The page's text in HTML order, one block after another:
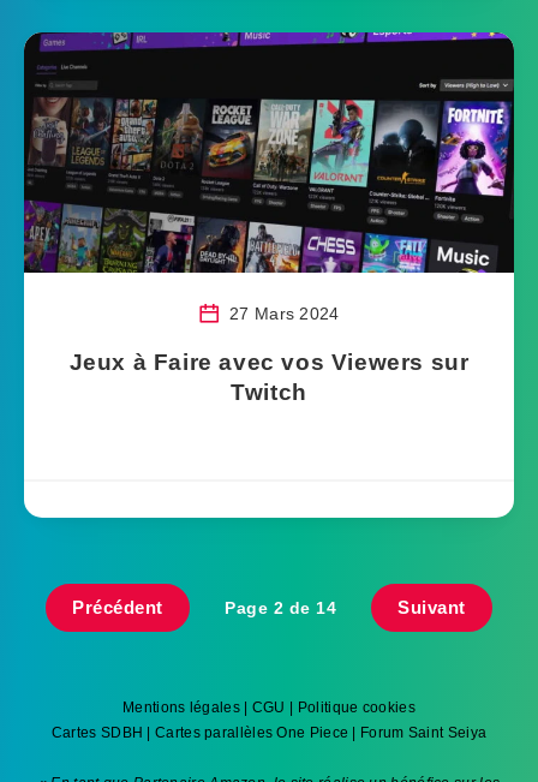
27 Mars 2024
Jeux à Faire avec vos Viewers sur
Twitch
Précédent Page 2 de 14 Suivant
Mentions légales| CGU
Politique cookies
Cartes SDBH
|Cartes parallèles One Piece Forum Saint Seiya